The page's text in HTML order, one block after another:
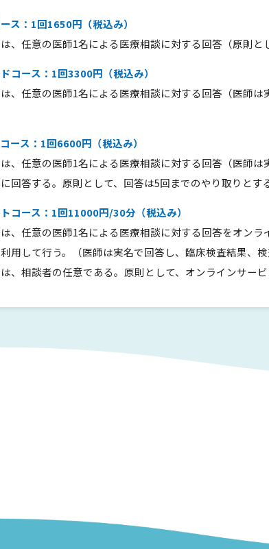
ス：1回1650円（税込み）
、任意の医師1名による医療相談に対する回答（原則と
コース：1回3300円（税込み）
、任意の医師1名による医療相談に対する回答（医師
ース：1回6600円（税込み）
、任意の医師1名による医療相談に対する回答（医師
回答する。原則として、回答は5回までのやり取りとす
コース：1回11000円/30分（税込み）
、任意の医師1名による医療相談に対する回答をオン
用して行う。（医師は実名で回答し、臨床検査結果、
、相談者の任意である。原則として、オンラインサー